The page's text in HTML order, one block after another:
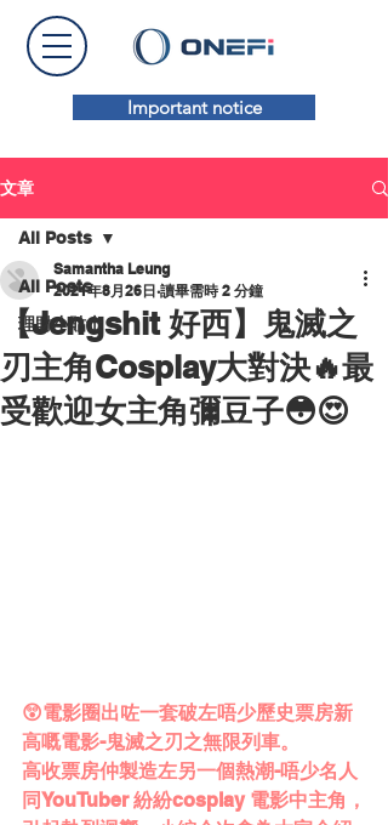
Important notice
文章
All Posts
理財小貼士
All Posts
【Jengshit 好西】鬼滅之
刃主角Cosplay大對決🔥最
受歡迎女主角彌豆子😳😍
Samantha Leung
2021年8月26日 讀畢需時 2 分鐘
😲電影圈出咗一套破左唔少歷史票房新
高嘅電影-鬼滅之刃之無限列車。
高收票房仲製造左另一個熱潮-唔少名人
同YouTuber 紛紛cosplay 電影中主角，